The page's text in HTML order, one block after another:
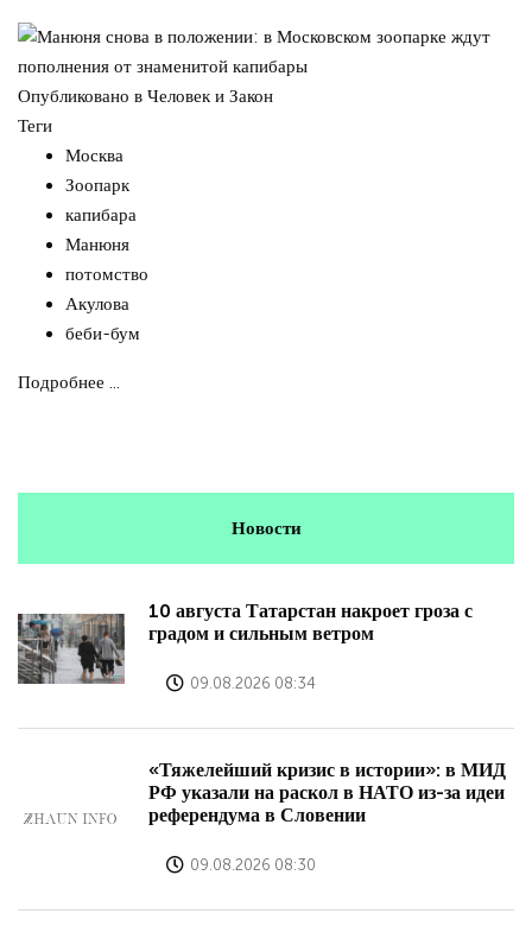
Опубликовано в Человек и Закон
Теги
Москва
Зоопарк
капибара
Манюня
потомство
Акулова
беби-бум
Подробнее ...
Новости
10 августа Татарстан накроет гроза с
градом и сильным ветром
09.08.2026 08:34
«Тяжелейший кризис в истории»: в МИД
РФ указали на раскол в НАТО из-за идеи
референдума в Словении
09.08.2026 08:30